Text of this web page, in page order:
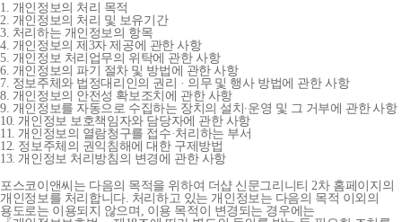
1. 개인정보의 처리 목적
2. 개인정보의 처리 및 보유기간
3. 처리하는 개인정보의 항목
4. 개인정보의 제3자 제공에 관한 사항
5. 개인정보 처리업무의 위탁에 관한 사항
6. 개인정보의 파기 절차 및 방법에 관한 사항
7. 정보주체와 법정대리인의 권리 · 의무 및 행사 방법에 관한 사항
8. 개인정보의 안전성 확보조치에 관한 사항
9. 개인정보를 자동으로 수집하는 장치의 설치∙운영 및 그 거부에 관한 사항
10. 개인정보 보호책임자와 담당자에 관한 사항
11. 개인정보의 열람청구를 접수·처리하는 부서
12. 정보주체의 권익침해에 대한 구제방법
13. 개인정보 처리방침의 변경에 관한 사항
포스코이앤씨는 다음의 목적을 위하여 더샵 신문그리니티 2차 홈페이지의
개인정보를 처리합니다. 처리하고 있는 개인정보는 다음의 목적 이외의
용도로는 이용되지 않으며, 이용 목적이 변경되는 경우에는